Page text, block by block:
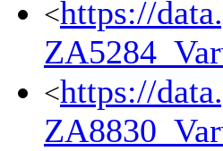
<https://
<https://